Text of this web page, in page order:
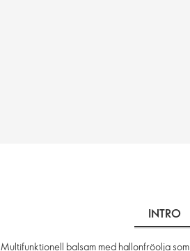
INTRO
Multifunktionell balsam med hallonfröolja